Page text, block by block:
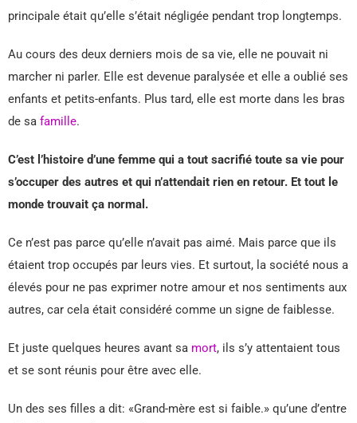
principale était qu’elle s’était négligée pendant trop longtemps.
Au cours des deux derniers mois de sa vie, elle ne pouvait ni
marcher ni parler. Elle est devenue paralysée et elle a oublié ses
enfants et petits-enfants. Plus tard, elle est morte dans les bras
de sa famille.
C’est l’histoire d’une femme qui a tout sacrifié toute sa vie pour
s’occuper des autres et qui n’attendait rien en retour. Et tout le
monde trouvait ça normal.
Ce n’est pas parce qu’elle n’avait pas aimé. Mais parce que ils
étaient trop occupés par leurs vies. Et surtout, la société nous a
élevés pour ne pas exprimer notre amour et nos sentiments aux
autres, car cela était considéré comme un signe de faiblesse.
Et juste quelques heures avant sa mort, ils s’y attentaient tous
et se sont réunis pour être avec elle.
Un des ses filles a dit: «Grand-mère est si faible.» qu’une d’entre